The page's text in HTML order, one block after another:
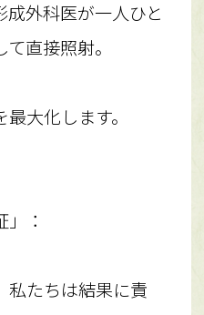
外科医が一人ひと
直接照射。
大化します。
：
私たちは結果に責